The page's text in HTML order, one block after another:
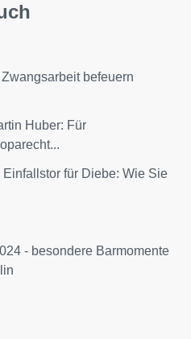
befeuern
Huber: Für
für Diebe: Wie Sie
- besondere Barmomente